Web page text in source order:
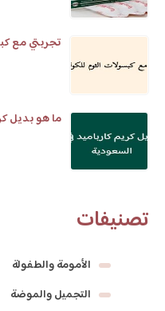
تجربتي مع
ما هو بديل
تصنيفات
الأمومة والطفولة
التجميل والموضة